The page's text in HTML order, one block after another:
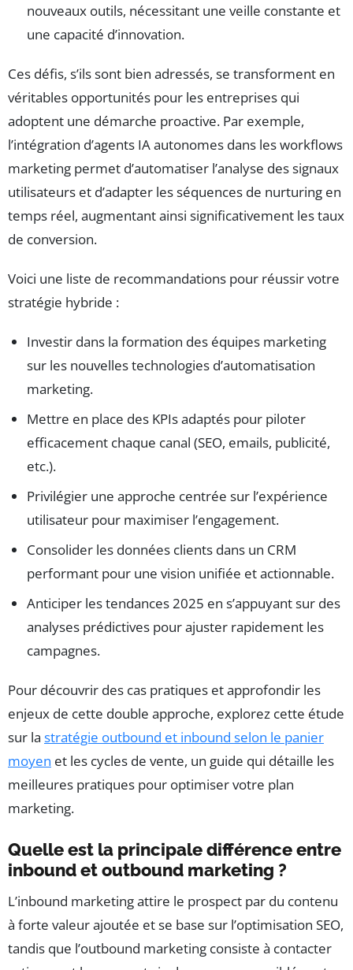
nouveaux outils, nécessitant une veille constante et
une capacité d’innovation.
Ces défis, s’ils sont bien adressés, se transforment en
véritables opportunités pour les entreprises qui
adoptent une démarche proactive. Par exemple,
l’intégration d’agents IA autonomes dans les workflows
marketing permet d’automatiser l’analyse des signaux
utilisateurs et d’adapter les séquences de nurturing en
temps réel, augmentant ainsi significativement les taux
de conversion.
Voici une liste de recommandations pour réussir votre
stratégie hybride :
Investir dans la formation des équipes marketing
sur les nouvelles technologies d’automatisation
marketing.
Mettre en place des KPIs adaptés pour piloter
efficacement chaque canal (SEO, emails, publicité,
etc.).
Privilégier une approche centrée sur l’expérience
utilisateur pour maximiser l’engagement.
Consolider les données clients dans un CRM
performant pour une vision unifiée et actionnable.
Anticiper les tendances 2025 en s’appuyant sur des
analyses prédictives pour ajuster rapidement les
campagnes.
Pour découvrir des cas pratiques et approfondir les
enjeux de cette double approche, explorez cette étude
sur la stratégie outbound et inbound selon le panier
moyen et les cycles de vente, un guide qui détaille les
meilleures pratiques pour optimiser votre plan
marketing.
Quelle est la principale différence entre
inbound et outbound marketing ?
L’inbound marketing attire le prospect par du contenu
à forte valeur ajoutée et se base sur l’optimisation SEO,
tandis que l’outbound marketing consiste à contacter